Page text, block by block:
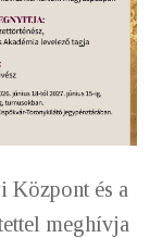
Központ és a
meghívja